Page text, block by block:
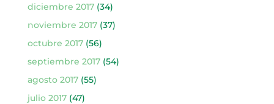
diciembre 2017(34)
noviembre 2017(37)
octubre 2017(56)
septiembre 2017(54)
agosto 2017(55)
julio 2017(47)